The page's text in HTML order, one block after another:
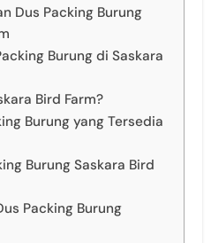
Dus Packing Burung
Burung di Saskara
Bird Farm?
Burung yang Tersedia
Burung Saskara Bird
Packing Burung